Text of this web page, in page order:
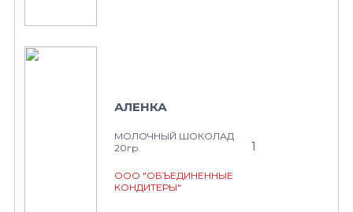
АЛЕНКА
МОЛОЧНЫЙ ШОКОЛАД
20гр.
ООО "ОБЪЕДИНЕННЫЕ
КОНДИТЕРЫ"
1